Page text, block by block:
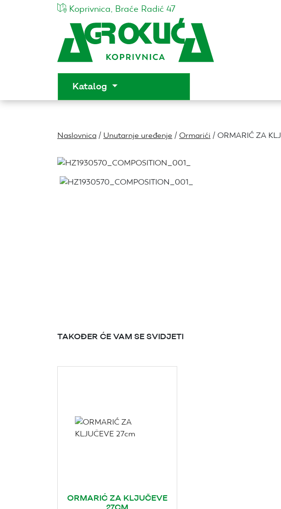
Koprivnica, Braće Radić 47
Katalog
Naslovnica / Unutarnje uređenje /Ormarići / ORMARIĆ ZA
TAKOĐER ĆE VAM SE SVIDJETI
ORMARIĆ ZA KLJUČEVE